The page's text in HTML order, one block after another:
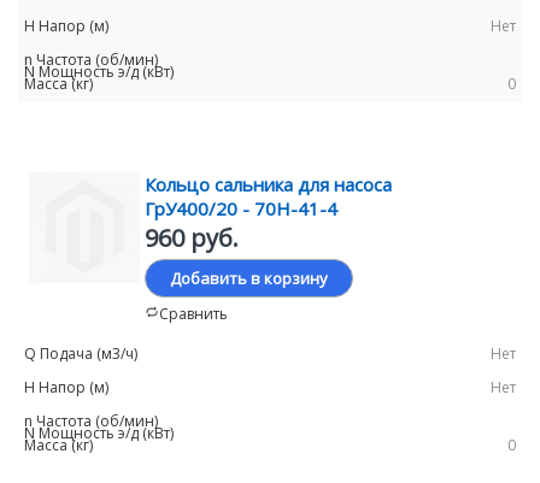
Нет
0
Кольцо сальника для насоса
ГрУ400/20 - 70Н-41-4
960 руб.
Добавить в корзину
Сравнить
Нет
Нет
0